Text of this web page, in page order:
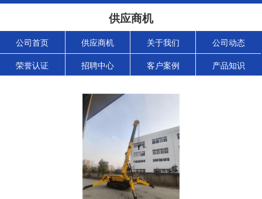
供应商机
公司首页 供应商机 关于我们 公司动态
荣誉认证 招聘中心 客户案例 产品知识